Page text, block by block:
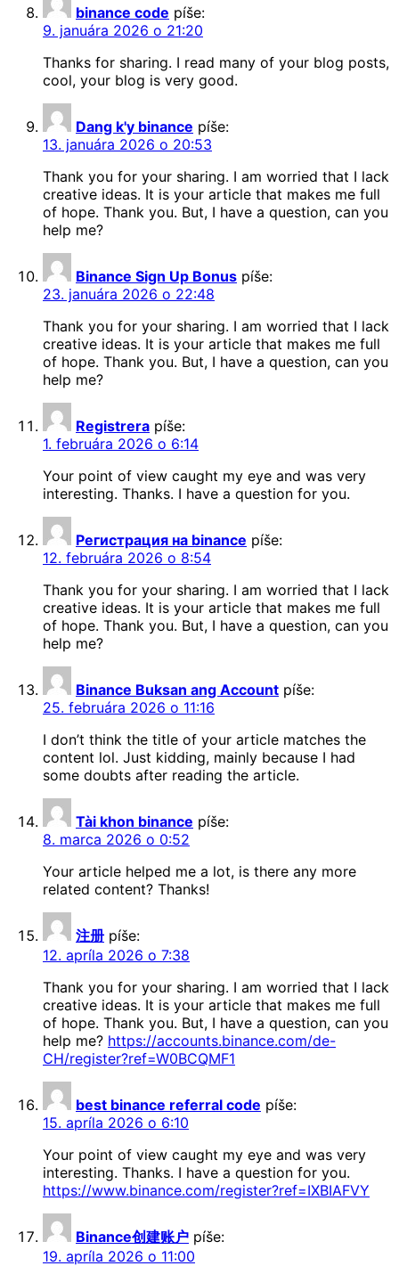
binance code píše:
9. januára 2026 o 21:20
Thanks for sharing. I read many of your blog posts,
cool, your blog is very good.
Dang k'y binance píše:
13. januára 2026 o 20:53
Thank you for your sharing. I am worried that I lack
creative ideas. It is your article that makes me full
of hope. Thank you. But, I have a question, can you
help me?
Binance Sign Up Bonus píše:
23. januára 2026 o 22:48
Thank you for your sharing. I am worried that I lack
creative ideas. It is your article that makes me full
of hope. Thank you. But, I have a question, can you
help me?
Registrera píše:
1. februára 2026 o 6:14
Your point of view caught my eye and was very
interesting. Thanks. I have a question for you.
Регистрация на binance píše:
12. februára 2026 o 8:54
Thank you for your sharing. I am worried that I lack
creative ideas. It is your article that makes me full
of hope. Thank you. But, I have a question, can you
help me?
Binance Buksan ang Account píše:
25. februára 2026 o 11:16
I don’t think the title of your article matches the
content lol. Just kidding, mainly because I had
some doubts after reading the article.
Tài khon binance píše:
8. marca 2026 o 0:52
Your article helped me a lot, is there any more
related content? Thanks!
注册 píše:
12. apríla 2026 o 7:38
Thank you for your sharing. I am worried that I lack
creative ideas. It is your article that makes me full
of hope. Thank you. But, I have a question, can you
help me? https://accounts.binance.com/de-
CH/register?ref=W0BCQMF1
best binance referral code píše:
15. apríla 2026 o 6:10
Your point of view caught my eye and was very
interesting. Thanks. I have a question for you.
https://www.binance.com/register?ref=IXBIAFVY
Binance创建账户 píše:
19. apríla 2026 o 11:00